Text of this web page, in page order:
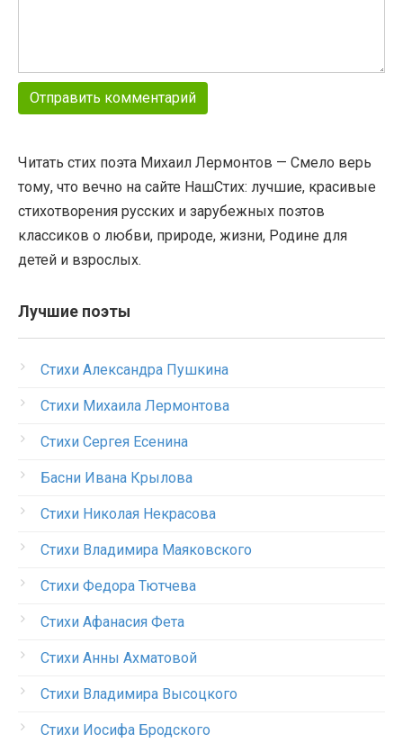
Читать стих поэта Михаил Лермонтов — Смело верь
тому, что вечно на сайте НашСтих: лучшие, красивые
стихотворения русских и зарубежных поэтов
классиков о любви, природе, жизни, Родине для
детей и взрослых.
Лучшие поэты
Стихи Александра Пушкина
Стихи Михаила Лермонтова
Стихи Сергея Есенина
Басни Ивана Крылова
Стихи Николая Некрасова
Стихи Владимира Маяковского
Стихи Федора Тютчева
Стихи Афанасия Фета
Стихи Анны Ахматовой
Стихи Владимира Высоцкого
Стихи Иосифа Бродского